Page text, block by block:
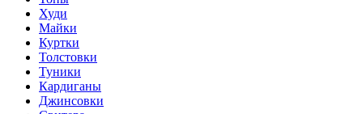
Худи
Майки
Куртки
Толстовки
Туники
Кардиганы
Джинсовки